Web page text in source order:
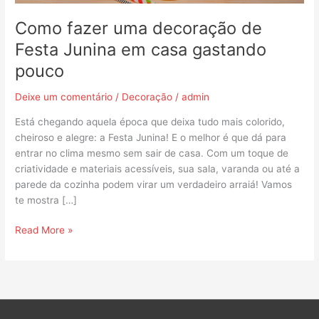
Como fazer uma decoração de
Festa Junina em casa gastando
pouco
Deixe um comentário / Decoração /admin
Está chegando aquela época que deixa tudo mais colorido,
cheiroso e alegre: a Festa Junina! E o melhor é que dá para
entrar no clima mesmo sem sair de casa. Com um toque de
criatividade e materiais acessíveis, sua sala, varanda ou até a
parede da cozinha podem virar um verdadeiro arraiá! Vamos
te mostra […]
gastando
pouco
Read More »